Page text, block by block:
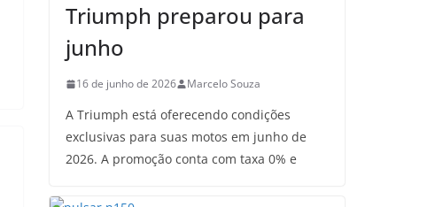
Triumph preparou para
junho
16 de junho de 2026 Marcelo Souza
A Triumph está oferecendo condições
exclusivas para suas motos em junho de
2026. A promoção conta com taxa 0% e